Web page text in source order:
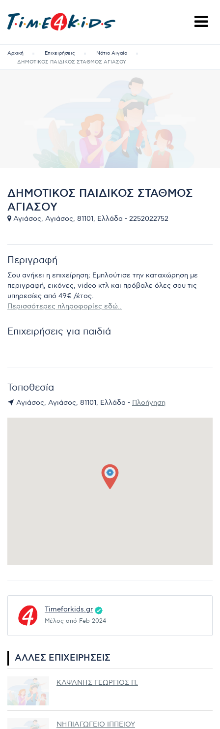
Αρχική Επιχειρήσεις
Νότιο Αιγαίο
ΔΗΜΟΤΙΚΟΣ ΠΑΙΔΙΚΟΣ ΣΤΑΘΜΟΣ ΑΓΙΑΣΟΥ
ΔΗΜΟΤΙΚΟΣ ΠΑΙΔΙΚΟΣ ΣΤΑΘΜΟΣ
ΑΓΙΑΣΟΥ
Αγιάσος, Αγιάσος, 81101, Ελλάδα - 2252022752
Περιγραφή
Σου ανήκει η επιχείρηση; Εμπλούτισε την καταχώρηση με
περιγραφή, εικόνες, video κτλ και πρόβαλε όλες σου τις
υπηρεσίες από 49€ /έτος.
Περισσότερες πληροφορίες εδώ..
Επιχειρήσεις για παιδιά
Τοποθεσία
Αγιάσος, Αγιάσος, 81101, Ελλάδα - Πλοήγηση
Timeforkids.gr
Μέλος από Feb 2024
ΆΛΛΕΣ ΕΠΙΧΕΙΡΉΣΕΙΣ
ΚΑΨΑΝΗΣ ΓΕΩΡΓΙΟΣ Π.
ΝΗΠΙΑΓΩΓΕΙΟ ΙΠΠΕΙΟΥ